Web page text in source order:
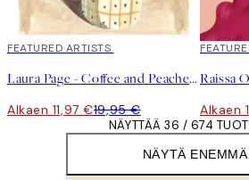
40%*
FEATURED ARTISTS
Laura Page - Coffee and Peaches Juliste
Alkaen 11,97 €19,95 €
40%*
Alkaen
NÄYTÄ
NÄYTTÄÄ 36 / 674